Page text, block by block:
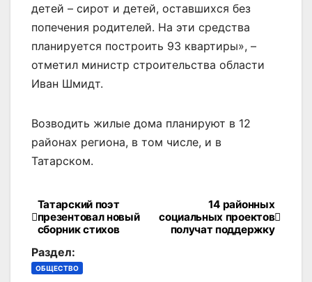
детей – сирот и детей, оставшихся без
попечения родителей. На эти средства
планируется построить 93 квартиры», –
отметил министр строительства области
Иван Шмидт.
Возводить жилые дома планируют в 12
районах региона, в том числе, и в
Татарском.
Навигация
по
записям
14 районных
социальных проектов
получат поддержку
Татарский поэт
презентовал новый
сборник стихов
Раздел:
ОБЩЕСТВО